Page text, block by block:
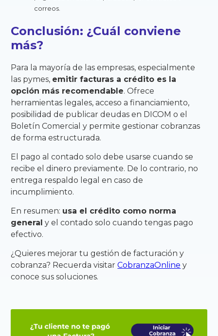
correos.
Conclusión: ¿Cuál conviene
más?
Para la mayoría de las empresas, especialmente
las pymes, emitir facturas a crédito es la
opción más recomendable. Ofrece
herramientas legales, acceso a financiamiento,
posibilidad de publicar deudas en DICOM o el
Boletín Comercial y permite gestionar cobranzas
de forma estructurada.
El pago al contado solo debe usarse cuando se
recibe el dinero previamente. De lo contrario, no
entrega respaldo legal en caso de
incumplimiento.
En resumen: usa el crédito como norma
general y el contado solo cuando tengas pago
efectivo.
¿Quieres mejorar tu gestión de facturación y
cobranza? Recuerda visitarCobranzaOnline y
conoce sus soluciones.